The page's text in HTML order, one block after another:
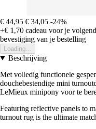
€ 44,95 € 34,05 -24%
+€ 1,70 cadeau voor je
bevestiging van je bestelling
Loading...
Beschrijving
Met volledig functionele
douchebestendige mini
LeMieux minipony voor te
Featuring reflective panels to
turnout rug is the ultimate